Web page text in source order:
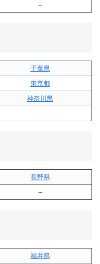
–
千葉県
東京都
神奈川県
–
長野県
–
福井県